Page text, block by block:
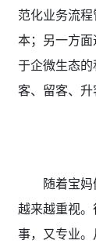
范化业务流
本；另一方
于企微生态
客、留客、升
随着宝
越来越重视
事，又专业